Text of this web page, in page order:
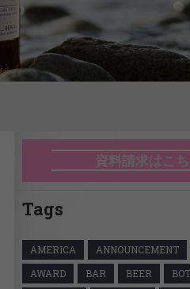
資料請求はこ
Tags
AMERICA ANNOUNCEMENT
AWARD
BAR BEER